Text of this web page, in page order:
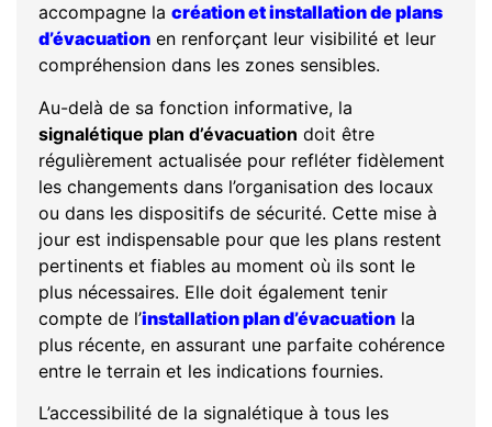
accompagne la création et installation de plans
d’évacuation en renforçant leur visibilité et leur
compréhension dans les zones sensibles.
Au-delà de sa fonction informative, la
signalétique plan d’évacuation doit être
régulièrement actualisée pour refléter fidèlement
les changements dans l’organisation des locaux
ou dans les dispositifs de sécurité. Cette mise à
jour est indispensable pour que les plans restent
pertinents et fiables au moment où ils sont le
plus nécessaires. Elle doit également tenir
compte de l’installation plan d’évacuation la
plus récente, en assurant une parfaite cohérence
entre le terrain et les indications fournies.
L’accessibilité de la signalétique à tous les